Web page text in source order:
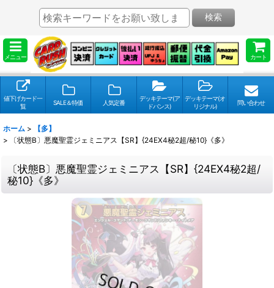
メニュー カート
検索
値下げカード一
覧
SALE＆特価 人気定番
デッキテーマ(ア
ドバンス)
デッキテーマ(オ
リジナル)
問い合わせ
ホーム >
【多】
>
〔状態B〕悪魔聖霊ジェミニアス【SR】{24EX4秘2超/秘10}《多》
〔状態B〕悪魔聖霊ジェミニアス【SR】{24EX4秘2超/
秘10}《多》